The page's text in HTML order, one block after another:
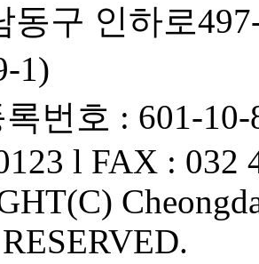
동구 인하로
1)
번호 : 601-
l FAX : 032